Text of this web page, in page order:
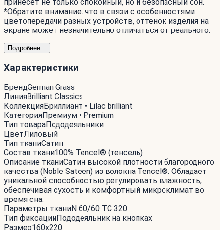
принесет не только спокойный, но и безопасный сон.
*Обратите внимание, что в связи с особенностями
цветопередачи разных устройств, оттенок изделия на
экране может незначительно отличаться от реального.
Подробнее...
Характеристики
БрендGerman Grass
ЛинияBrilliant Classics
КоллекцияБриллиант • Lilac brilliant
КатегорияПремиум • Premium
Тип товараПододеяльники
ЦветЛиловый
Тип тканиСатин
Состав ткани100% Tencel® (тенсель)
Описание тканиСатин высокой плотности благородного
качества (Noble Sateen) из волокна Tencel®. Обладает
уникальной способностью регулировать влажность,
обеспечивая сухость и комфортный микроклимат во
время сна.
Параметры тканиN 60/60 ТС 320
Тип фиксацииПододеяльник на кнопках
Размер160x220